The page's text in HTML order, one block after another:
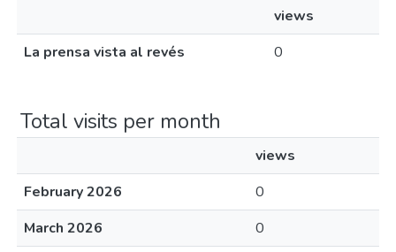
views
La prensa vista al revés
0
Total visits per month
views
February 2026
0
March 2026
0